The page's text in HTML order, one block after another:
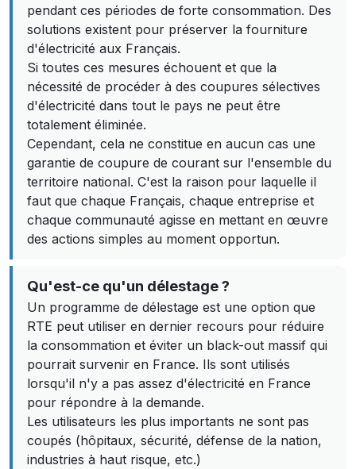
pendant ces périodes de forte consommation. Des
solutions existent pour préserver la fourniture
d'électricité aux Français.
Si toutes ces mesures échouent et que la
nécessité de procéder à des coupures sélectives
d'électricité dans tout le pays ne peut être
totalement éliminée.
Cependant, cela ne constitue en aucun cas une
garantie de coupure de courant sur l'ensemble du
territoire national. C'est la raison pour laquelle il
faut que chaque Français, chaque entreprise et
chaque communauté agisse en mettant en œuvre
des actions simples au moment opportun.
Qu'est-ce qu'un délestage ?
Un programme de délestage est une option que
RTE peut utiliser en dernier recours pour réduire
la consommation et éviter un black-out massif qui
pourrait survenir en France. Ils sont utilisés
lorsqu'il n'y a pas assez d'électricité en France
pour répondre à la demande.
Les utilisateurs les plus importants ne sont pas
coupés (hôpitaux, sécurité, défense de la nation,
industries à haut risque, etc.)